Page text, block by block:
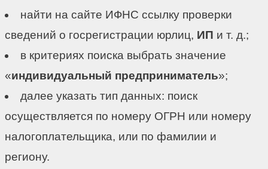
найти на сайте ИФНС ссылку проверки
сведений о госрегистрации юрлиц, ИП и т. д.;
в критериях поиска выбрать значение
«индивидуальный предприниматель»;
далее указать тип данных: поиск
осуществляется по номеру ОГРН или номеру
налогоплательщика, или по фамилии и
региону.